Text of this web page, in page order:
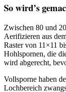
So wird’s
Zwischen 80 und
Aerifizieren aus
Raster von 11×11
Hohlspornen, die
wird abgerecht,
Vollsporne haben
Lochbereich